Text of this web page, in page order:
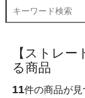
【ストレ
る商品
11件の商品が見